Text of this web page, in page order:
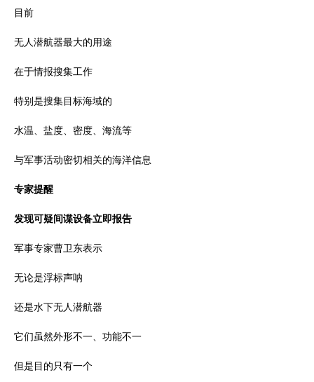
目前
无人潜航器最大的用途
在于情报搜集工作
特别是搜集目标海域的
水温、盐度、密度、海流等
与军事活动密切相关的海洋信息
专家提醒
发现可疑间谍设备立即报告
军事专家曹卫东表示
无论是浮标声呐
还是水下无人潜航器
它们虽然外形不一、功能不一
但是目的只有一个